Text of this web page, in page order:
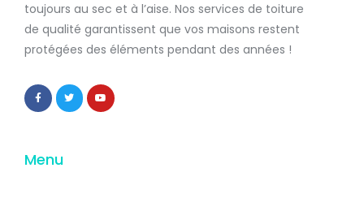
toujours au sec et à l’aise. Nos services de toiture
de qualité garantissent que vos maisons restent
protégées des éléments pendant des années !
Menu